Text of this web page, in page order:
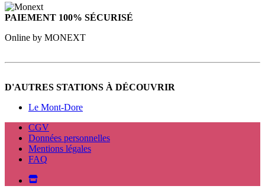
PAIEMENT 100% SÉCURISÉ
Online by MONEXT
D'AUTRES STATIONS À DÉCOUVRIR
Le Mont-Dore
CGV
Données personnelles
Mentions légales
FAQ